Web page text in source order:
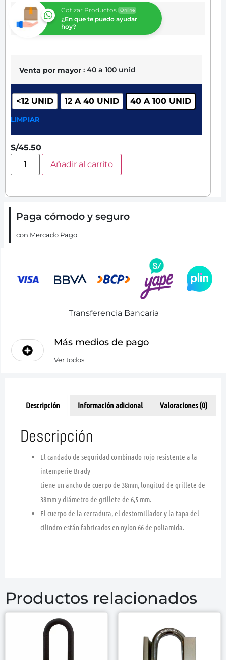
Cotizar Productos Online
¿En que te puedo ayudar
hoy?
Venta por mayor : 40 a 100 unid
<12 UNID 12 A 40 UNID 40 A 100 UNID
LIMPIAR
S/45.50
Añadir al carrito
Paga cómodo y seguro
con Mercado Pago
Transferencia Bancaria
Más medios de pago
Ver todos
Descripción Información adicional Valoraciones (0)
Descripción
El candado de seguridad combinado rojo resistente a la
intemperie Brady
tiene un ancho de cuerpo de 38mm, longitud de grillete de
38mm y diámetro de grillete de 6,5 mm.
El cuerpo de la cerradura, el destornillador y la tapa del
cilindro están fabricados en nylon 66 de poliamida.
Productos relacionados